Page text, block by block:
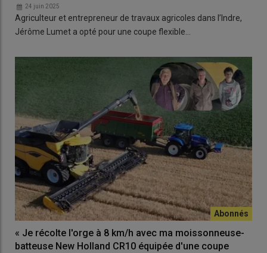
24 juin 2025
Agriculteur et entrepreneur de travaux agricoles dans l’Indre,
Jérôme Lumet a opté pour une coupe flexible…
« Je récolte l'orge à 8 km/h avec ma moissonneuse-
batteuse New Holland CR10 équipée d'une coupe